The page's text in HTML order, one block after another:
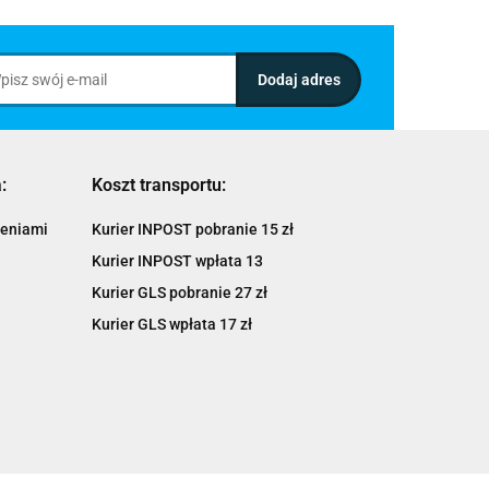
Koszt transportu:
Kurier INPOST pobranie 15 zł
Kurier INPOST wpłata 13
Kurier GLS pobranie 27 zł
Kurier GLS wpłata 17 zł